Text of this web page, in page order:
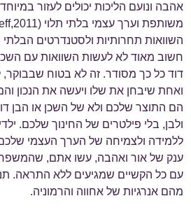
אהבה ונועם הליכות יכולים לעזור
השוואות תחרותיות ולסטנדרטים
חשוב מאוד לא לעשות השוואות עם
דוד כל כך מסודר. זה לא בטוח
ואחת שיבחן את שלו ויעשה את הנכון
הם התוצר שלכם ולא של השכן או הבן
ולבן, בלי פילטרים של החינוך שלכם.
ללמידה ולצמיחה של הערך העצמי
ענק של אור ואהבה, עשו אתם,
עם כל הקשיים שמגיעים ללא התראה.
מהם אנרגיות של אחווה והרמוניה.